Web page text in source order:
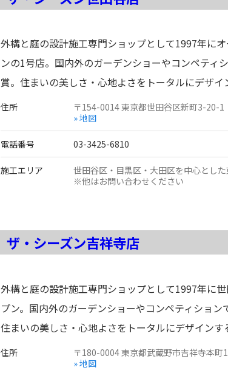
外構と庭の設計施工専門ショップとして1997年に
ンの1号店。国内外のガーデンショーやコンペティ
賞。住まいの美しさ・心地よさをトータルにデザイ
住所 〒154-0014東京都世田谷区新町3-20-1
» 地図
電話番号 03-3425-6810
施工エリア
世田谷区・目黒区・大田区を中心とし
※他はお問い合わせください
ザ・シーズン吉祥寺店
外構と庭の設計施工専門ショップとして1997年に
プン。国内外のガーデンショーやコンペティション
住まいの美しさ・心地よさをトータルにデザインす
住所 〒180-0004東京都武蔵野市吉祥寺本町
» 地図